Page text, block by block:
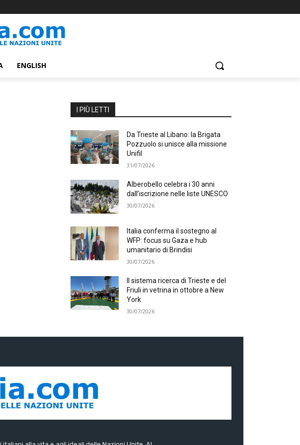
ENGLISH
I PIÙ LETTI
Da Trieste al Libano: la Brigata
Pozzuolo si unisce alla missione
Unifil
31/07/2026
Alberobello celebra i 30 anni
dall’iscrizione nelle liste UNESCO
30/07/2026
Italia conferma il sostegno al
WFP: focus su Gaza e hub
umanitario di Brindisi
30/07/2026
Il sistema ricerca di Trieste e del
Friuli in vetrina in ottobre a New
York
30/07/2026